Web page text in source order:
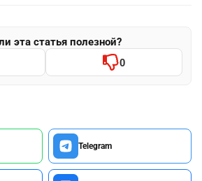
эта статья полезной?
0
Telegram